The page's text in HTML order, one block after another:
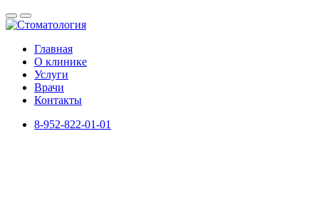
Главная
О клинике
Услуги
Врачи
Контакты
8-952-822-01-01